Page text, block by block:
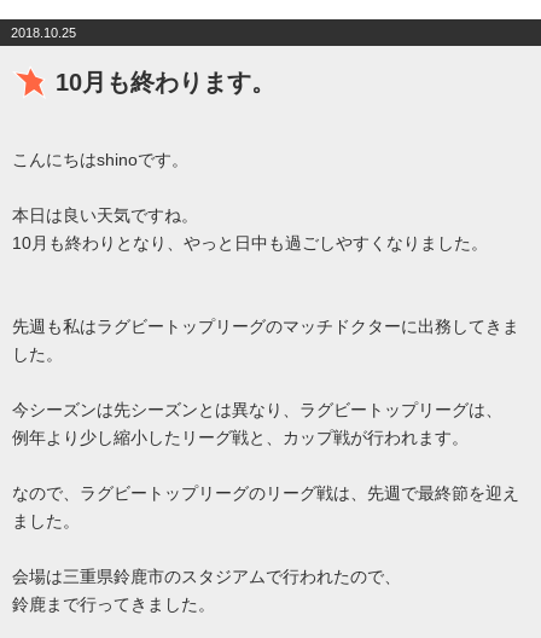
2018.10.25
10月も終わります。
こんにちはshinoです。
本日は良い天気ですね。
10月も終わりとなり、やっと日中も過ごしやすくなりました。
先週も私はラグビートップリーグのマッチドクターに出務してきま
した。
今シーズンは先シーズンとは異なり、ラグビートップリーグは、
例年より少し縮小したリーグ戦と、カップ戦が行われます。
なので、ラグビートップリーグのリーグ戦は、先週で最終節を迎え
ました。
会場は三重県鈴鹿市のスタジアムで行われたので、
鈴鹿まで行ってきました。